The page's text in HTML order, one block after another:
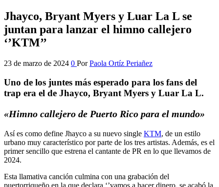
Jhayco, Bryant Myers y Luar La L se
juntan para lanzar el himno callejero
‘’KTM’’
23 de marzo de 2024 0 Por Paola Ortíz Periañez
Uno de los juntes más esperado para los fans del
trap era el de Jhayco, Bryant Myers y Luar La L.
«Himno callejero de Puerto Rico para el mundo»
Así es como define Jhayco a su nuevo single KTM, de un estilo
urbano muy característico por parte de los tres artistas. Además, es el
primer sencillo que estrena el cantante de PR en lo que llevamos de
2024.
Esta llamativa canción culmina con una grabación del
puertorriqueño en la que declara ‘’vamos a hacer dinero, se acabó la